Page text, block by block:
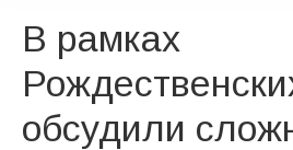
В рамках
обсудили